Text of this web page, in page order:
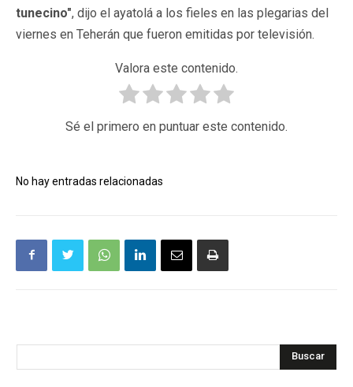
tunecino", dijo el ayatolá a los fieles en las plegarias del
viernes en Teherán que fueron emitidas por televisión.
Valora este contenido.
Sé el primero en puntuar este contenido.
No hay entradas relacionadas
Buscar